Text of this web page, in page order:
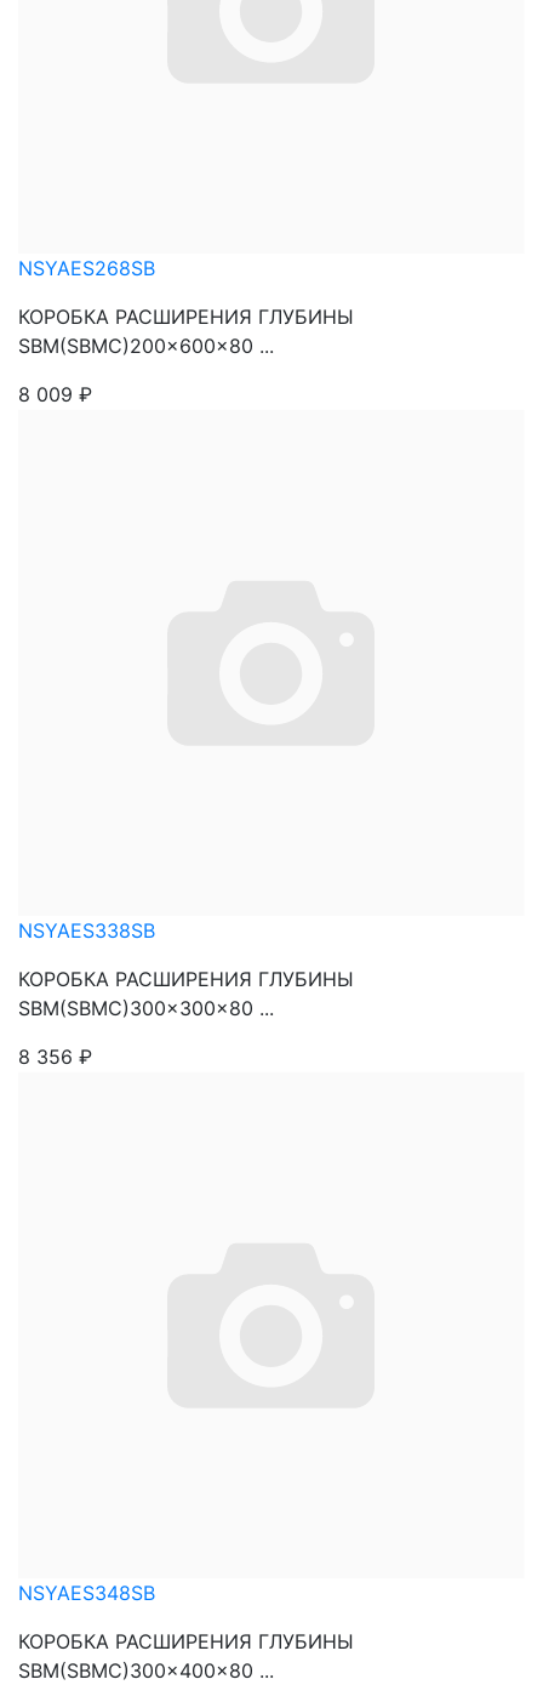
NSYAES268SB
КОРОБКА РАСШИРЕНИЯ ГЛУБИНЫ
SBM(SBMC)200x600x80 ...
8 009 ₽
NSYAES338SB
КОРОБКА РАСШИРЕНИЯ ГЛУБИНЫ
SBM(SBMC)300x300x80 ...
8 356 ₽
NSYAES348SB
КОРОБКА РАСШИРЕНИЯ ГЛУБИНЫ
SBM(SBMC)300x400x80 ...